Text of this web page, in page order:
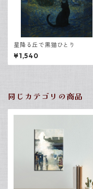
星降る丘で黒猫ひとり
¥1,540
同じカテゴリの商品